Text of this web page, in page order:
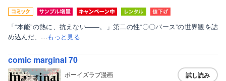
「“本能”の熱に、抗えない――。」第二の性“〇〇バース”の世界観を詰
め込んだ、…もっと見る
comic marginal 70
ボーイズラブ漫画
試し読み